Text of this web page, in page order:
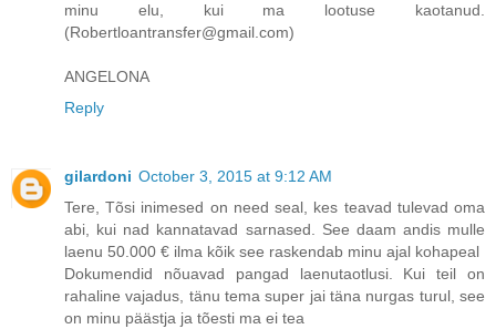
minu elu, kui ma lootuse kaotanud.
(Robertloantransfer@gmail.com)
ANGELONA
Reply
gilardoni October 3, 2015 at 9:12 AM
Tere, Tõsi inimesed on need seal, kes teavad tulevad oma
abi, kui nad kannatavad sarnased. See daam andis mulle
laenu 50.000 € ilma kõik see raskendab minu ajal kohapeal
Dokumendid nõuavad pangad laenutaotlusi. Kui teil on
rahaline vajadus, tänu tema super jai täna nurgas turul, see
on minu päästja ja tõesti ma ei tea